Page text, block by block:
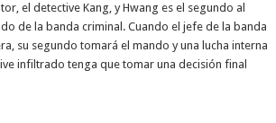
el detective Kang, y Hwang es el segundo al
de la banda criminal. Cuando el jefe de la banda
su segundo tomará el mando y una lucha interna
infiltrado tenga que tomar una decisión final